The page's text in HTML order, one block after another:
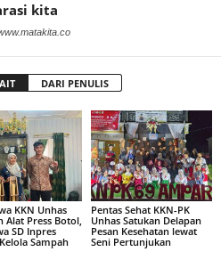
kita
DARI PENULIS
KKN Unhas
Alat Press Botol,
SD Inpres
Sampah
Pentas Sehat KKN-PK
Unhas Satukan Delapan
Pesan Kesehatan lewat
Seni Pertunjukan